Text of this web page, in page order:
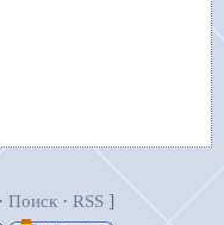
· Поиск · RSS ]